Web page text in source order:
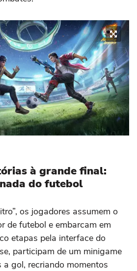
à grande final:
do futebol
os jogadores assumem o
de futebol e embarcam em
etapas pela interface do
participam de um minigame
gol, recriando momentos